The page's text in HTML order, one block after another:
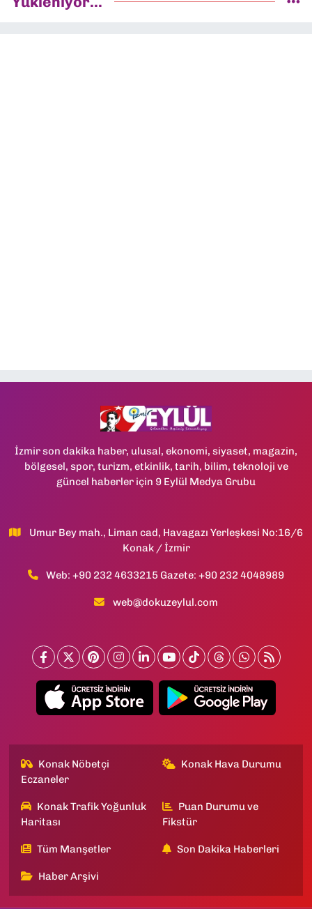
İzmir son dakika haber, ulusal, ekonomi, siyaset, magazin,
bölgesel, spor, turizm, etkinlik, tarih, bilim, teknoloji ve
güncel haberler için 9 Eylül Medya Grubu
Umur Bey mah., Liman cad, Havagazı Yerleşkesi No:16/6
Konak / İzmir
Web: +90 232 4633215 Gazete: +90 232 4048989
web@dokuzeylul.com
Konak Nöbetçi
Eczaneler
Konak Hava Durumu
Konak Trafik Yoğunluk
Haritası
Puan Durumu ve
Fikstür
Tüm Manşetler Son Dakika Haberleri
Haber Arşivi